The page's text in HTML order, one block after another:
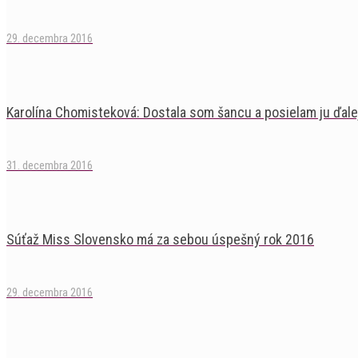
29. decembra 2016
Karolína Chomisteková: Dostala som šancu a posielam ju
31. decembra 2016
Súťaž Miss Slovensko má za sebou úspešný rok 2016
29. decembra 2016